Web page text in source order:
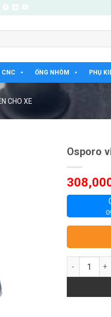
CNC ỐNG NHÒM PHỤ
CHO XE
Osporo
Số lượng